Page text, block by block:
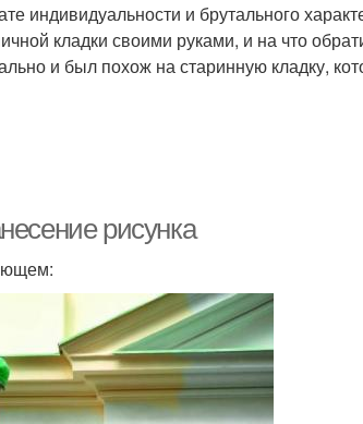
Краски для покраски Стен в
индивидуальности и брутального
кладки своими руками, и на что
и был похож на старинную кладку,
рисунка